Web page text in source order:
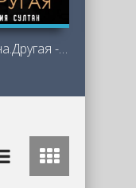
Он.Она.Другая - Лия Султан